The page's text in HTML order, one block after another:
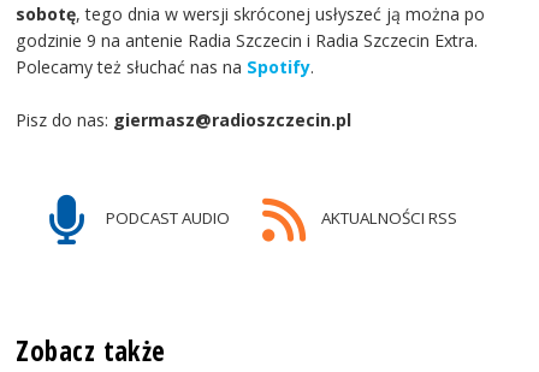
sobotę, tego dnia w wersji skróconej usłyszeć ją można po
godzinie 9 na antenie Radia Szczecin i Radia Szczecin Extra.
Polecamy też słuchać nas na Spotify.
Pisz do nas: giermasz@radioszczecin.pl
PODCAST AUDIO AKTUALNOŚCI RSS
Zobacz także